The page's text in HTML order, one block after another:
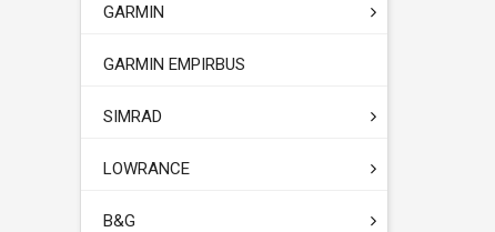
GARMIN
GARMIN EMPIRBUS
SIMRAD
LOWRANCE
B&G